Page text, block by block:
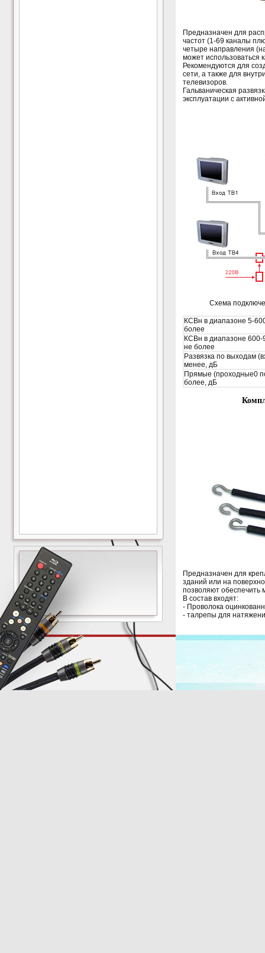
Предназначен для
частот (1-69 каналы
четыре направления
может использоваться
Рекомендуются для
сети, а также для
телевизоров.
Гальваническая
эксплуатации с
Схема
КСВн в диапазоне 5-
более
КСВн в диапазоне
не более
Развязка по выходам
менее, дБ
Прямые (проходные0
более, дБ
Предназначен для
зданий или на
позволяют обеспечить
В состав входят:
- Проволока
- талрепы для